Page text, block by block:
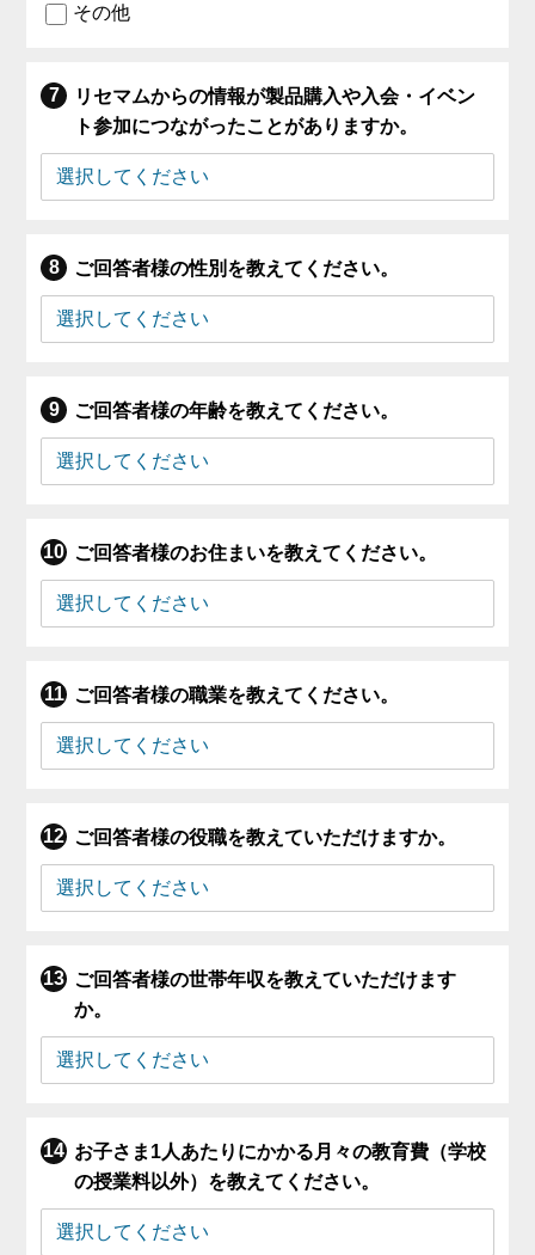
その他
リセマムからの情報が製品購入や入会・イベン
ト参加につながったことがありますか。
ご回答者様の性別を教えてください。
ご回答者様の年齢を教えてください。
ご回答者様のお住まいを教えてください。
ご回答者様の職業を教えてください。
ご回答者様の役職を教えていただけますか。
ご回答者様の世帯年収を教えていただけます
か。
お子さま1人あたりにかかる月々の教育費（学校
の授業料以外）を教えてください。